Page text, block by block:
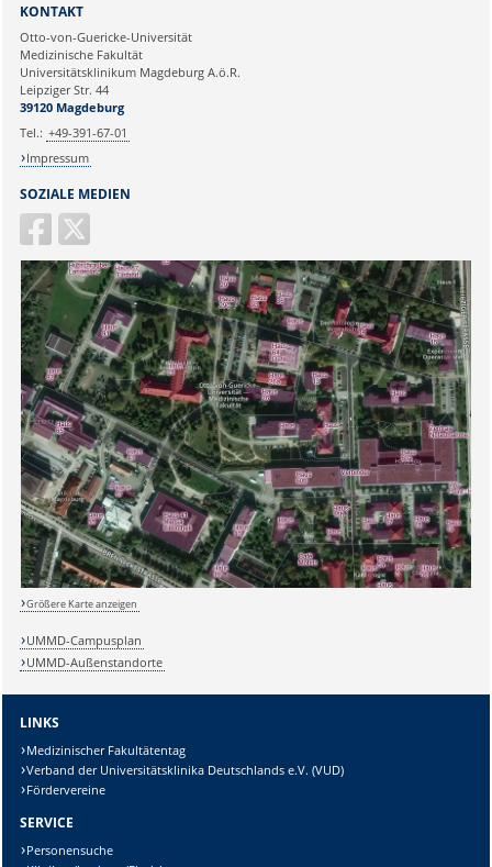
Ihre E-Mailadresse:
Ihr Anliegen:
Sicherheitsabfrage:
Lösung:
SOZIALE MEDIEN
KONTAKT
Otto-von-Guericke-Universität
Medizinische Fakultät
Universitätsklinikum Magdeburg A.ö.R.
Leipziger Str. 44
39120 Magdeburg
Tel.: +49-391-67-01
Impressum
Größere Karte anzeigen
UMMD-Campusplan
UMMD-Außenstandorte
LINKS
Medizinischer Fakultätentag
Verband der Universitätsklinika Deutschlands e.V. (VUD)
Fördervereine
SERVICE
Personensuche